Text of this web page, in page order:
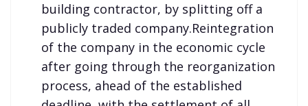
building contractor, by splitting off a
publicly traded company.Reintegration
of the company in the economic cycle
after going through the reorganization
process, ahead of the established